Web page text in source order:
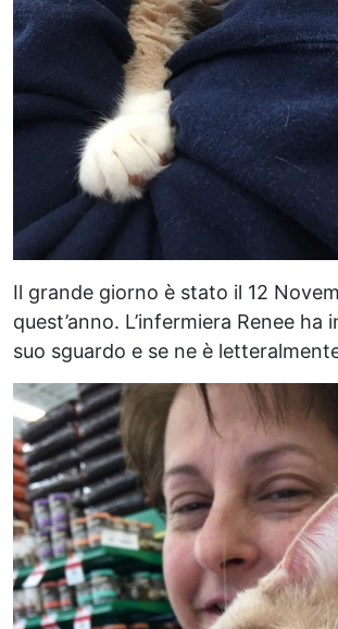
Il grande giorno è stato il 12
quest’anno. L’infermiera Renee ha
suo sguardo e se ne è